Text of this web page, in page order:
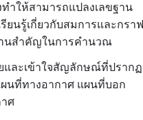
ทำให้สามารถแปลงเลขฐาน
ยนรู้เกี่ยวกับสมการและกราฟ
นสำคัญในการคำนวณ
และเข้าใจสัญลักษณ์ที่ปรากฏ
นที่ทางอากาศ แผนที่บอก
ศ